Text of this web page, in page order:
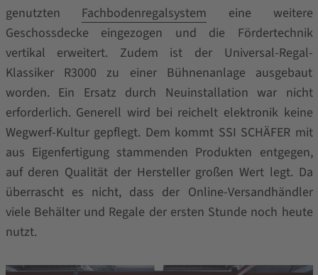
genutzten Fachbodenregalsystem eine weitere
Geschossdecke eingezogen und die Fördertechnik
vertikal erweitert. Zudem ist der Universal-Regal-
Klassiker R3000 zu einer Bühnenanlage ausgebaut
worden. Ein Ersatz durch Neuinstallation war nicht
erforderlich. Generell wird bei reichelt elektronik keine
Wegwerf-Kultur gepflegt. Dem kommt SSI SCHÄFER mit
aus Eigenfertigung stammenden Produkten entgegen,
auf deren Qualität der Hersteller großen Wert legt. Da
überrascht es nicht, dass der Online-Versandhändler
viele Behälter und Regale der ersten Stunde noch heute
nutzt.